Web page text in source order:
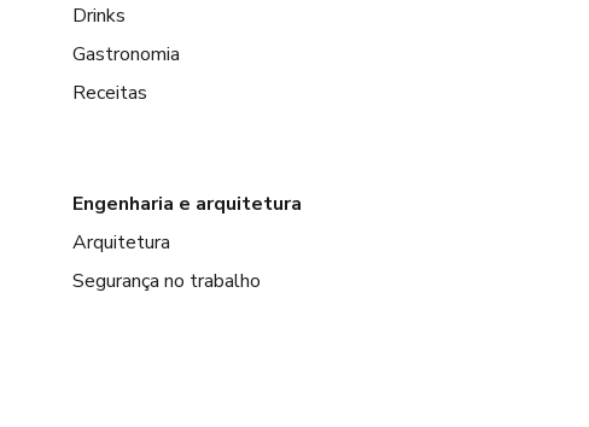
Drinks
Gastronomia
Receitas
Engenharia e arquitetura
Arquitetura
Segurança no trabalho